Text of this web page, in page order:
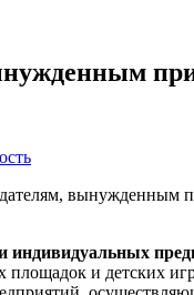
вынужденным
площадок и детских